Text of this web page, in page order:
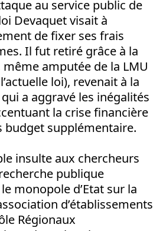
au service public de
Devaquet visait à
de fixer ses frais
Il fut retiré grâce à la
amputée de la LMU
loi), revenait à la
a aggravé les inégalités
la crise financière
budget supplémentaire.
insulte aux chercheurs
publique
monopole d’Etat sur la
d’établissements
Régionaux